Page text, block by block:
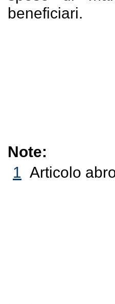
beneficiari.
Note:
1 Articolo